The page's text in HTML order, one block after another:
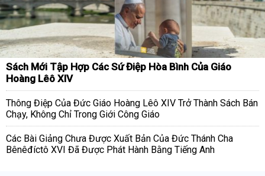
Sách Mới Tập Hợp Các Sứ Điệp Hòa Bình Của Giáo
Hoàng Lêô XIV
Thông Điệp Của Đức Giáo Hoàng Lêô XIV Trở Thành Sách Bán
Chạy, Không Chỉ Trong Giới Công Giáo
Các Bài Giảng Chưa Được Xuất Bản Của Đức Thánh Cha
Bênêđíctô XVI Đã Được Phát Hành Bằng Tiếng Anh